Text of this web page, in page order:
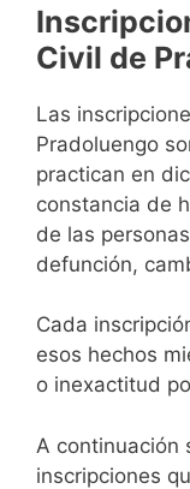
Civil de
Las
Pradoluengo
practican en
constancia de
de las
defunción,
Cada
esos hechos
o inexactitud
A continuación
inscripciones